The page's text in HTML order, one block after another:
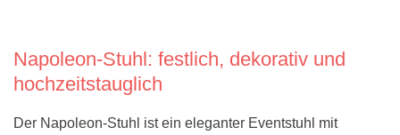
Napoleon-Stuhl: festlich, dekorativ und
hochzeitstauglich
Der Napoleon-Stuhl ist ein eleganter Eventstuhl mit